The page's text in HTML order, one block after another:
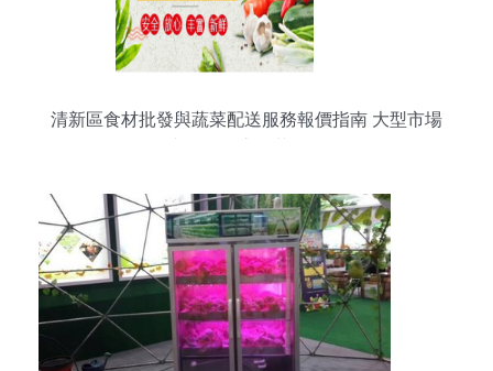
清新區食材批發與蔬菜配送服務報價指南 大型市場